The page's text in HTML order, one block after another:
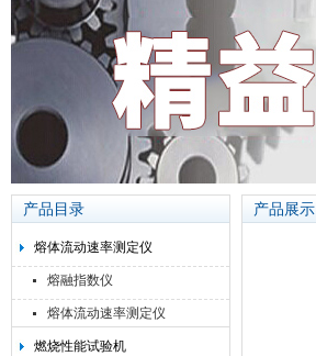
产品目录
熔体流动速率测定仪
熔融指数仪
熔体流动速率测定仪
燃烧性能试验机
产品展示